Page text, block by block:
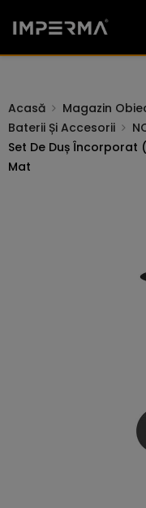
Acasă
Magazin
Baterii Și Accesorii
Set De Duș Încorporat
Mat